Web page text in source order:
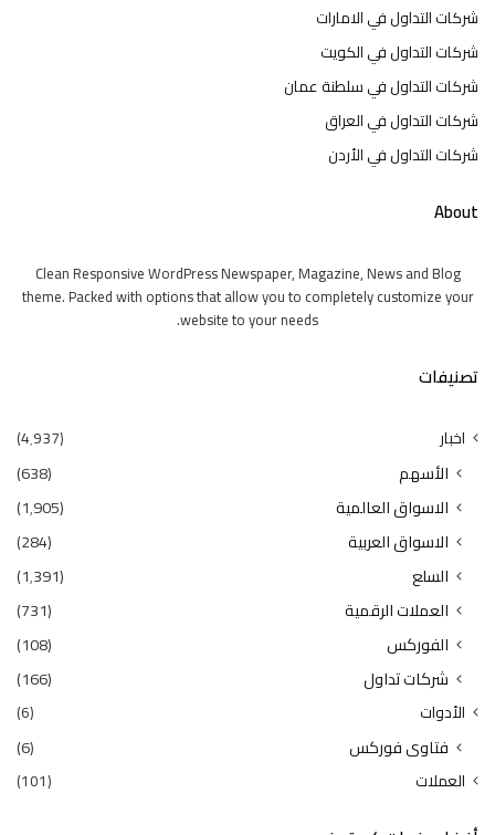
شركات التداول في الامارات
شركات التداول في الكويت
شركات التداول في سلطنة عمان
شركات التداول في العراق
شركات التداول في الأردن
About
Clean Responsive WordPress Newspaper, Magazine, News and Blog
theme. Packed with options that allow you to completely customize your
website to your needs.
تصنيفات
اخبار (4٬937)
الأسهم
(638)
الاسواق العالمية
(1٬905)
الاسواق العربية
(284)
السلع
(1٬391)
العملات الرقمية
(731)
الفوركس
(108)
شركات تداول
(166)
الأدوات (6)
فتاوى فوركس (6)
العملات (101)